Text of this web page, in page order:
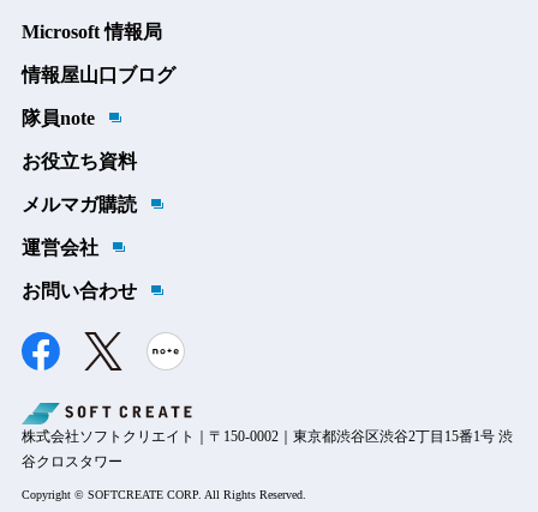
Microsoft 情報局
情報屋山口ブログ
隊員note
お役立ち資料
メルマガ購読
運営会社
お問い合わせ
株式会社ソフトクリエイト｜〒150-0002｜東京都渋谷区渋谷2丁目15番1号 渋
谷クロスタワー
Copyright © SOFTCREATE CORP. All Rights Reserved.